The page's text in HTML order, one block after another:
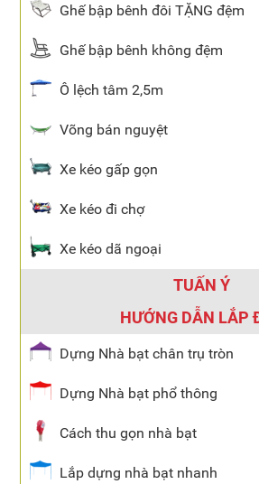
Ghế bập bênh đôi TẶNG đệm
Ghế bập bênh không đệm
Ô lệch tâm 2,5m
Võng bán nguyệt
Xe kéo gấp gọn
Xe kéo đi chợ
Xe kéo dã ngoại
TUẤN Ý
HƯỚNG DẪN LẮP
Dựng Nhà bạt chân trụ tròn
Dựng Nhà bạt phổ thông
Cách thu gọn nhà bạt
Lắp dựng nhà bạt nhanh